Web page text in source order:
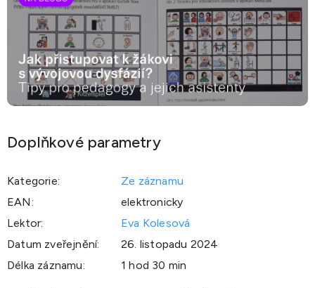
Doplňkové parametry
Kategorie:
Ze záznamu
EAN:
elektronicky
Lektor:
Eva Kolesová
Datum zveřejnění:
26. listopadu 2024
Délka záznamu: 1 hod 30 min